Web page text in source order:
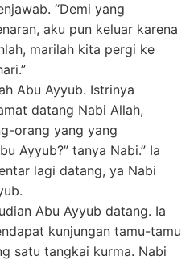
“Demi yang
aku pun keluar karena
marilah kita pergi ke
Abu Ayyub. Istrinya
datang Nabi Allah,
orang yang yang
Ayyub?” tanya Nabi.” Ia
lagi datang, ya Nabi
Abu Ayyub datang. Ia
kunjungan tamu-tamu
satu tangkai kurma. Nabi